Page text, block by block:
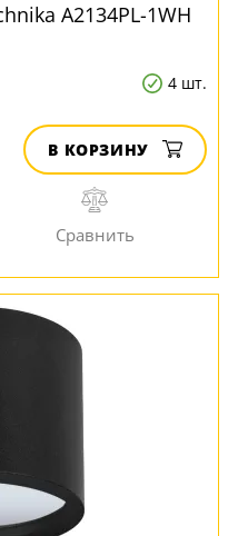
A2134PL-1WH
4 шт.
В КОРЗИНУ